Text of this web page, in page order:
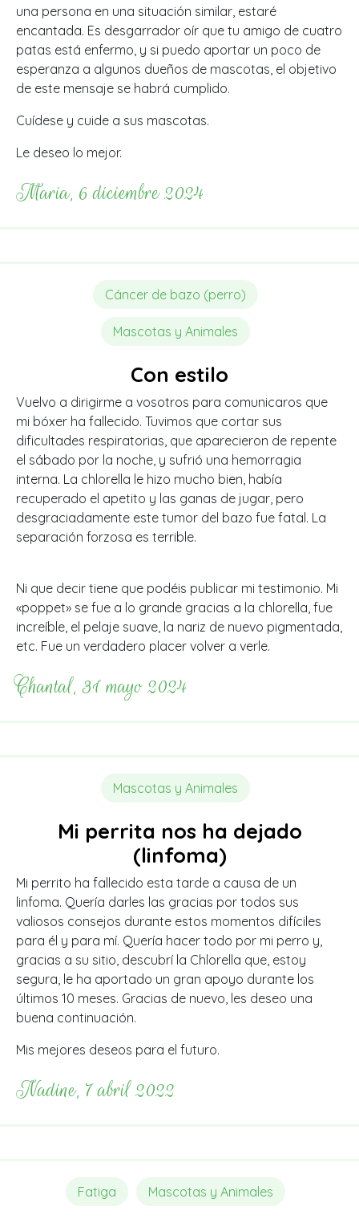
una persona en una situación similar, estaré
encantada. Es desgarrador oír que tu amigo de cuatro
patas está enfermo, y si puedo aportar un poco de
esperanza a algunos dueños de mascotas, el objetivo
de este mensaje se habrá cumplido.
Cuídese y cuide a sus mascotas.
Le deseo lo mejor.
Maria, 6 diciembre 2024
Cáncer de bazo (perro)
Mascotas y Animales
Con estilo
Vuelvo a dirigirme a vosotros para comunicaros que
mi bóxer ha fallecido. Tuvimos que cortar sus
dificultades respiratorias, que aparecieron de repente
el sábado por la noche, y sufrió una hemorragia
interna. La chlorella le hizo mucho bien, había
recuperado el apetito y las ganas de jugar, pero
desgraciadamente este tumor del bazo fue fatal. La
separación forzosa es terrible.
Ni que decir tiene que podéis publicar mi testimonio. Mi
«poppet» se fue a lo grande gracias a la chlorella, fue
increíble, el pelaje suave, la nariz de nuevo pigmentada,
etc. Fue un verdadero placer volver a verle.
Chantal, 31 mayo 2024
Mascotas y Animales
Mi perrita nos ha dejado
(linfoma)
Mi perrito ha fallecido esta tarde a causa de un
linfoma. Quería darles las gracias por todos sus
valiosos consejos durante estos momentos difíciles
para él y para mí. Quería hacer todo por mi perro y,
gracias a su sitio, descubrí la Chlorella que, estoy
segura, le ha aportado un gran apoyo durante los
últimos 10 meses. Gracias de nuevo, les deseo una
buena continuación.
Mis mejores deseos para el futuro.
Nadine, 7 abril 2022
Fatiga Mascotas y Animales